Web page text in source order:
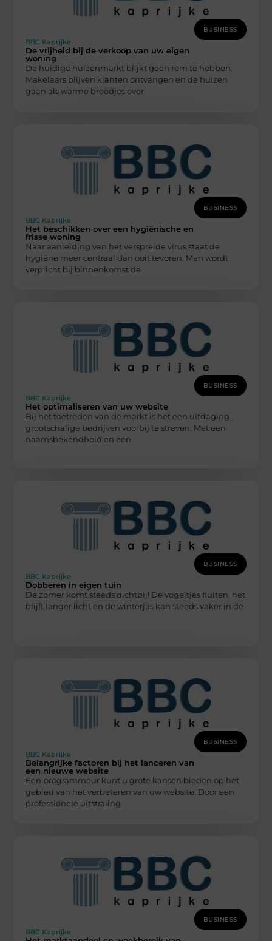
BUSINESS
BBC Kaprijke
De vrijheid bij de verkoop van uw eigen
woning
De huidige huizenmarkt blijkt geen rem te hebben.
Makelaars blijven klanten ontvangen en de huizen
gaan als warme broodjes over
BUSINESS
BBC Kaprijke
Het beschikken over een hygiënische en
frisse woning
Naar aanleiding van het verspreide virus staat de
hygiëne meer centraal dan ooit tevoren. Men wordt
verplicht bij binnenkomst de
BUSINESS
BBC Kaprijke
Het optimaliseren van uw website
Bij het toetreden van de markt is het een uitdaging
grootschalige bedrijven voorbij te streven. Met een
naamsbekendheid en een
BUSINESS
BBC Kaprijke
Dobberen in eigen tuin
De zomer komt steeds dichtbij! De vogeltjes fluiten, het
blijft langer licht en de winterjas kan steeds vaker in de
BUSINESS
BBC Kaprijke
Belangrijke factoren bij het lanceren van
een nieuwe website
Een programmeur kunt u grote kansen bieden op het
gebied van het verbeteren van uw website. Door een
professionele uitstraling
BUSINESS
BBC Kaprijke